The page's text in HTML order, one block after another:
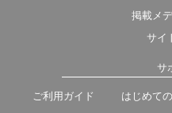
掲載メ
サイ
サ
ご利用ガイド はじめて